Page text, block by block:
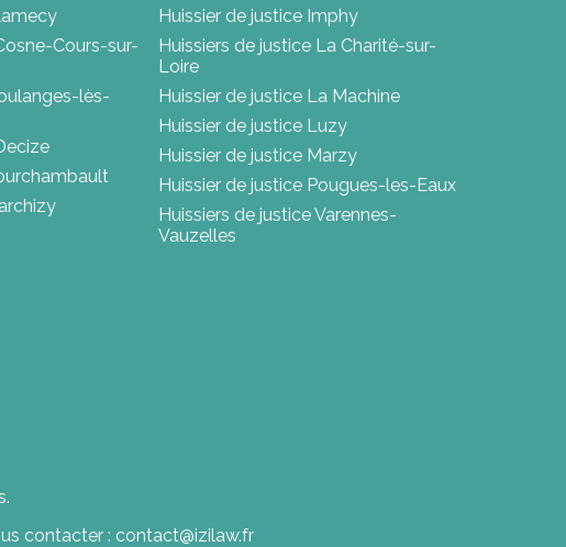
Cours-sur-
lès-
Huissier de justice Imphy
Huissiers de justice La Charité-sur-
Loire
Huissier de justice La Machine
Huissier de justice Luzy
Huissier de justice Marzy
Huissier de justice Pougues-les-Eaux
Huissiers de justice Varennes-
Vauzelles
contacter : contact@izilaw.fr